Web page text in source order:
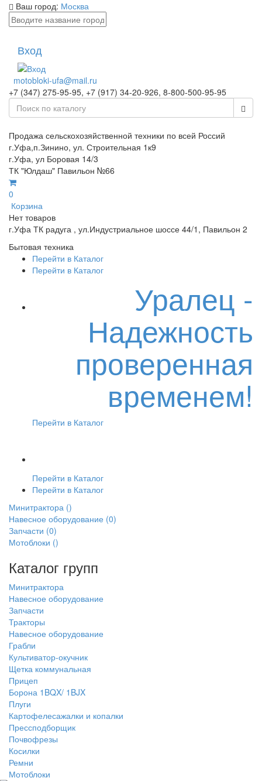
Ваш город: Москва
Вход
motobloki-ufa@mail.ru
+7 (347) 275-95-95, +7 (917) 34-20-926, 8-800-500-95-95
Продажа сельскохозяйственной техники по всей Россий
г.Уфа,п.Зинино, ул. Строительная 1к9
г.Уфа, ул Боровая 14/3
ТК "Юлдаш" Павильон №66
0
Корзина
Нет товаров
г.Уфа ТК радуга , ул.Индустриальное шоссе 44/1, Павильон 2
Бытовая техника
Перейти в Каталог
Перейти в Каталог
Уралец -
Надежность
проверенная
временем!
Перейти в Каталог
Перейти в Каталог
Перейти в Каталог
Минитрактора ()
Навесное оборудование (0)
Запчасти (0)
Мотоблоки ()
Каталог групп
Минитрактора
Навесное оборудование
Запчасти
Тракторы
Навесное оборудование
Грабли
Культиватор-окучник
Щетка коммунальная
Прицеп
Борона 1BQX/ 1BJX
Плуги
Картофелесажалки и копалки
Прессподборщик
Почвофрезы
Косилки
Ремни
Мотоблоки